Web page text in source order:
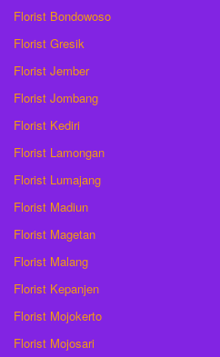
Florist Bondowoso
Florist Gresik
Florist Jember
Florist Jombang
Florist Kediri
Florist Lamongan
Florist Lumajang
Florist Madiun
Florist Magetan
Florist Malang
Florist Kepanjen
Florist Mojokerto
Florist Mojosari